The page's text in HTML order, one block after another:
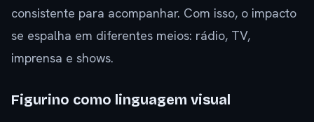
consistente para acompanhar. Com isso, o impacto
se espalha em diferentes meios: rádio, TV,
imprensa e shows.
Figurino como linguagem visual